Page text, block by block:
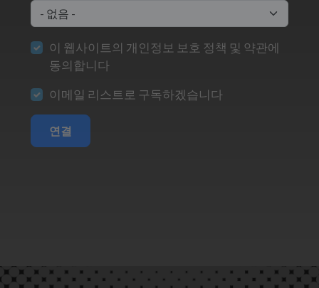
이 웹사이트의 개인정보 보호 정책 및 약관에
동의합니다
이메일 리스트로 구독하겠습니다
연결